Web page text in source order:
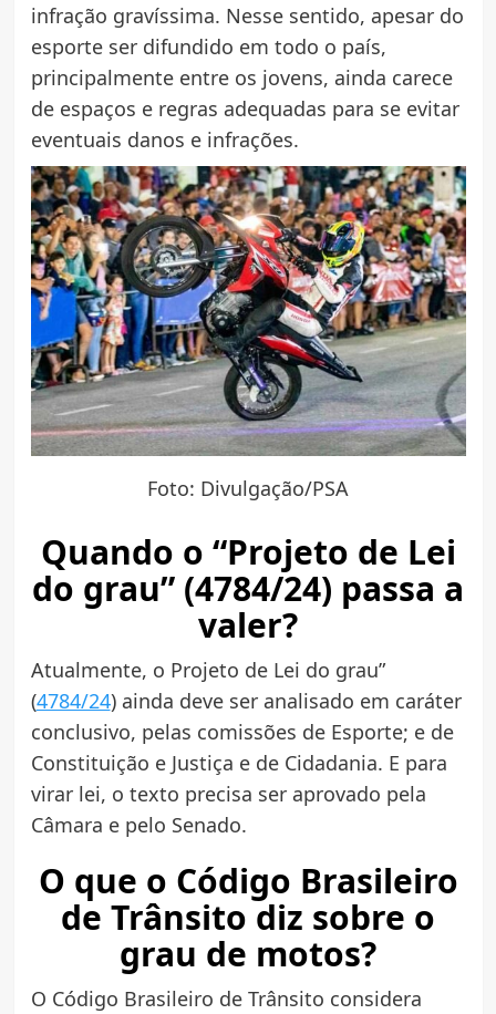
infração gravíssima. Nesse sentido, apesar do
esporte ser difundido em todo o país,
principalmente entre os jovens, ainda carece
de espaços e regras adequadas para se evitar
eventuais danos e infrações.
Foto: Divulgação/PSA
Quando o “Projeto de Lei
do grau” (4784/24) passa a
valer?
Atualmente, o Projeto de Lei do grau”
(4784/24) ainda deve ser analisado em caráter
conclusivo, pelas comissões de Esporte; e de
Constituição e Justiça e de Cidadania. E para
virar lei, o texto precisa ser aprovado pela
Câmara e pelo Senado.
O que o Código Brasileiro
de Trânsito diz sobre o
grau de motos?
O Código Brasileiro de Trânsito considera